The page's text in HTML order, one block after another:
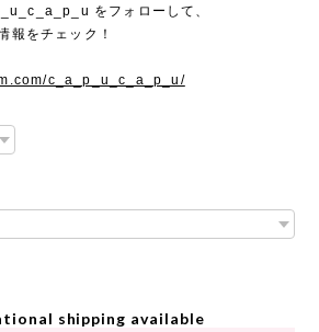
をフォローして、
報をチェック！
c_a_p_u_c_a_p_u/
shipping available